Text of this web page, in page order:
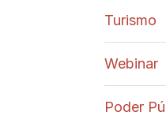
Turismo
Webinar
Poder